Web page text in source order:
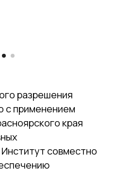
разрешения
с применением
края
совместно